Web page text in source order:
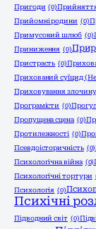
Пригоди (0)
Прийомні родини (0)
Примусовий шлюб (0)
Приниження (0)
Пристрасть (0)
Прихований суїцид
Приховування злочину
Програмісти (0)
Пропущена сцена (0)
Протилежності (0)
Псевдоісторичність (0)
Психологічна війна (0)
Психологічні тортури
Психологія (0)
Психічні
Підводний світ (0)